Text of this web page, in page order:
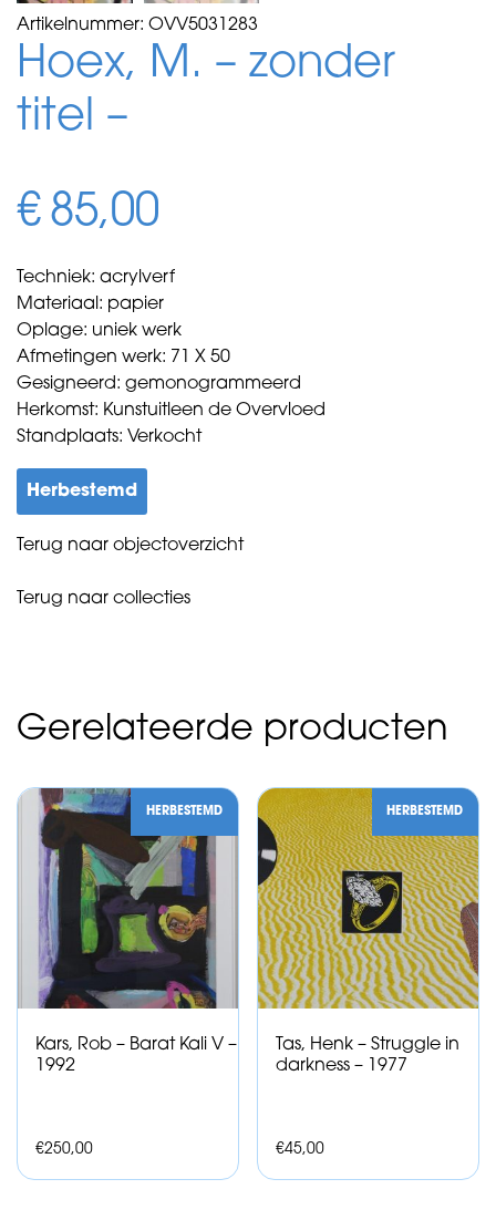
Artikelnummer: OVV5031283
Hoex, M. – zonder
titel –
€ 85,00
Techniek: acrylverf
Materiaal: papier
Oplage: uniek werk
Afmetingen werk: 71 X 50
Gesigneerd: gemonogrammeerd
Herkomst: Kunstuitleen de Overvloed
Standplaats: Verkocht
Herbestemd
Terug naar objectoverzicht
Terug naar collecties
Gerelateerde producten
HERBESTEMD
Kars, Rob – Barat Kali V –
1992
€250,00
HERBESTEMD
Tas, Henk – Struggle in
darkness – 1977
€45,00